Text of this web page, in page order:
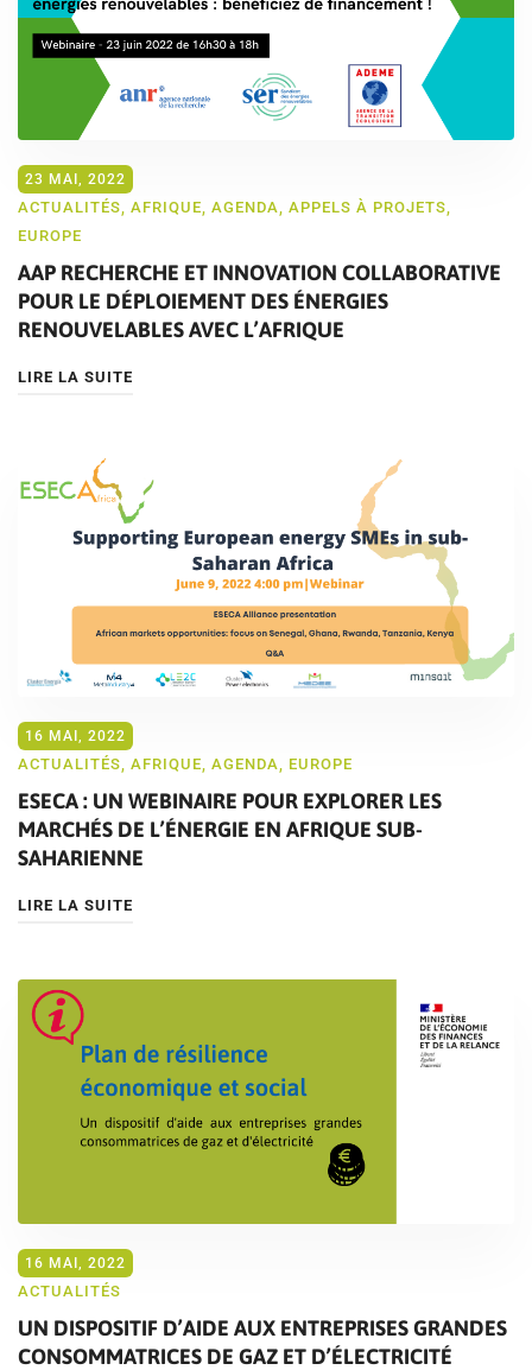
23 MAI, 2022
ACTUALITÉS, AFRIQUE, AGENDA, APPELS À PROJETS,
EUROPE
AAP RECHERCHE ET INNOVATION COLLABORATIVE
POUR LE DÉPLOIEMENT DES ÉNERGIES
RENOUVELABLES AVEC L’AFRIQUE
LIRE LA SUITE
16 MAI, 2022
ACTUALITÉS AFRIQUE AGENDA EUROPE
ESECA : UN WEBINAIRE POUR EXPLORER LES
MARCHÉS DE L’ÉNERGIE EN AFRIQUE SUB-
SAHARIENNE
LIRE LA SUITE
16 MAI, 2022
ACTUALITÉS
UN DISPOSITIF D’AIDE AUX ENTREPRISES GRANDES
CONSOMMATRICES DE GAZ ET D’ÉLECTRICITÉ